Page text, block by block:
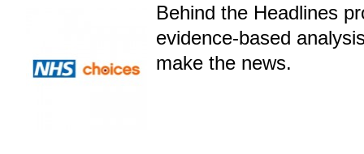
Behind the Headlines
evidence-based
make the news.